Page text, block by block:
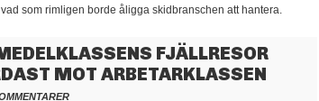
som rimligen borde åligga skidbranschen att hantera.
FJÄLLRESOR
MOT ARBETARKLASSEN